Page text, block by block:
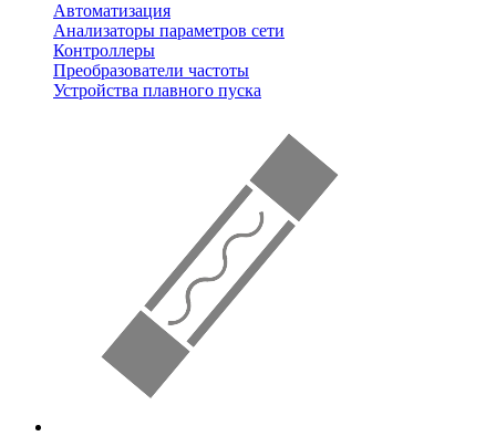
Автоматизация
Анализаторы параметров сети
Контроллеры
Преобразователи частоты
Устройства плавного пуска